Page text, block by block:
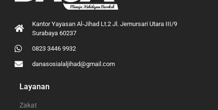
Kantor Yayasan Al-Jihad Lt.2 Jl. Jemursari Utara III/9
Surabaya 60237
0823 3446 9932
danasosialaljihad@gmail.com
Layanan
Zakat